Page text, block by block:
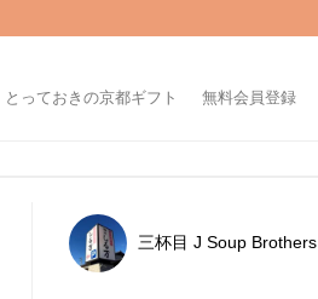
とっておきの京都ギフト 無料会員登録
三杯目 J Soup Brothers